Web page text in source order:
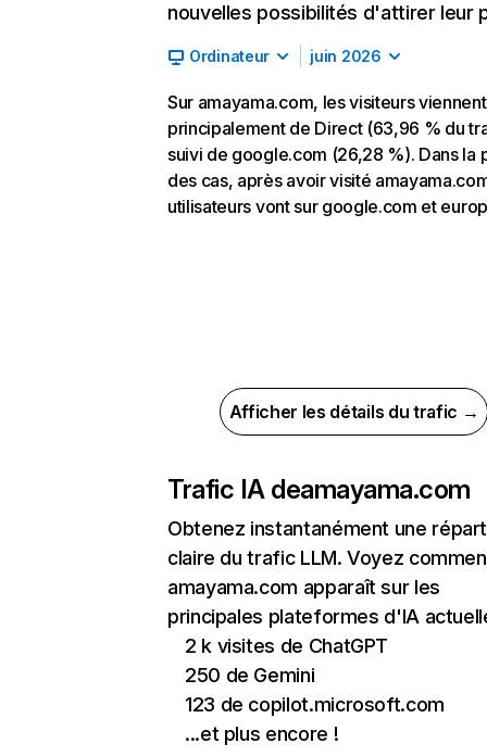
nouvelles possibilités d'attirer leur
Ordinateur juin 2026
Sur amayama.com, les visiteurs viennent
principalement de Direct (63,96 % du
suivi de google.com (26,28 %). Dans la
des cas, après avoir visité
utilisateurs vont sur google.com et
Afficher les détails du trafic →
Trafic IA deamayama.com
Obtenez instantanément une
claire du trafic LLM. Voyez
amayama.com apparaît sur les
principales plateformes d'IA
2 k visites de ChatGPT
250 de Gemini
123 de copilot.microsoft.com
...et plus encore !